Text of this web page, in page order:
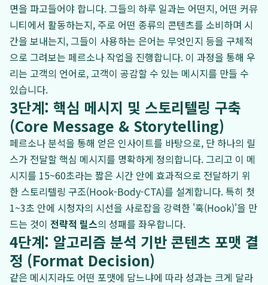
면을 파고들어야 합니다. 그들의 하루 일과는 어떤지, 어떤 커뮤
니티에서 활동하는지, 주로 어떤 종류의 콘텐츠를 소비하며 시
간을 보내는지, 그들이 사용하는 은어는 무엇인지 등을 구체적
으로 그려보는 페르소나 작업을 진행합니다. 이 과정을 통해 우
리는 고객의 언어로, 고객이 공감할 수 있는 메시지를 만들 수
있습니다.
3단계: 핵심 메시지 및 스토리텔링 구축
(Core Message & Storytelling)
페르소나 분석을 통해 얻은 인사이트를 바탕으로, 단 하나의 릴
스가 전달할 핵심 메시지를 명확하게 정의합니다. 그리고 이 메
시지를 15~60초라는 짧은 시간 안에 효과적으로 전달하기 위
한 스토리텔링 구조(Hook-Body-CTA)를 설계합니다. 특히 첫
1~3초 안에 시청자의 시선을 사로잡을 강력한 '훅(Hook)'을 만
드는 것이 전략적 릴스의 성패를 좌우합니다.
4단계: 알고리즘 분석 기반 콘텐츠 포맷 결
정 (Format Decision)
같은 메시지라도 어떤 포맷에 담느냐에 따라 성과는 크게 달라